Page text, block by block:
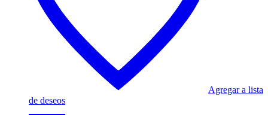
Agregar a lista
de deseos